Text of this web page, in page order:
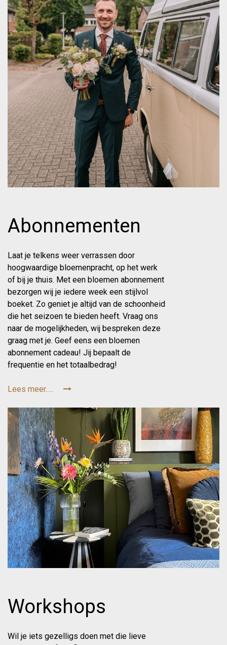
Abonnementen
Laat je telkens weer verrassen door
hoogwaardige bloemenpracht, op het werk
of bij je thuis. Met een bloemen abonnement
bezorgen wij je iedere week een stijlvol
boeket. Zo geniet je altijd van de schoonheid
die het seizoen te bieden heeft. Vraag ons
naar de mogelijkheden, wij bespreken deze
graag met je. Geef eens een bloemen
abonnement cadeau! Jij bepaalt de
frequentie en het totaalbedrag!
Lees meer.....
Workshops
Wil je iets gezelligs doen met die lieve